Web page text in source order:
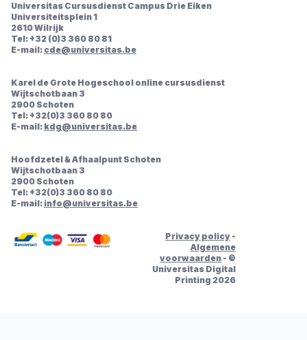
Universitas Cursusdienst Campus Drie Eiken
Universiteitsplein 1
2610 Wilrijk
Tel: +32 (0)3 360 80 81
E-mail: cde@universitas.be
Karel de Grote Hogeschool online cursusdienst
Wijtschotbaan 3
2900 Schoten
Tel: +32(0)3 360 80 80
E-mail: kdg@universitas.be
Hoofdzetel & Afhaalpunt Schoten
Wijtschotbaan 3
2900 Schoten
Tel: +32(0)3 360 80 80
E-mail: info@universitas.be
Privacy policy -
Algemene
voorwaarden - ©
Universitas Digital
Printing 2026